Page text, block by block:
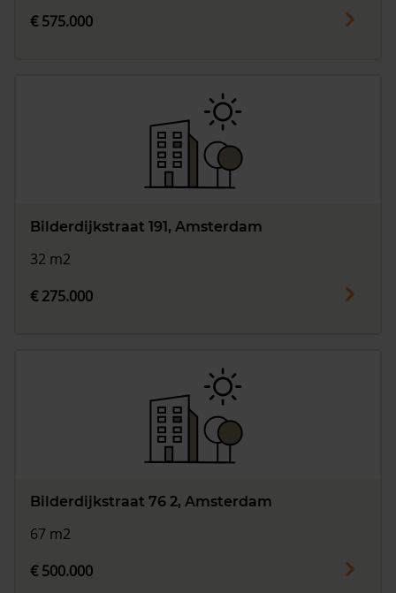
€ 575.000
Bilderdijkstraat 191, Amsterdam
32 m2
€ 275.000
Bilderdijkstraat 76 2, Amsterdam
67 m2
€ 500.000